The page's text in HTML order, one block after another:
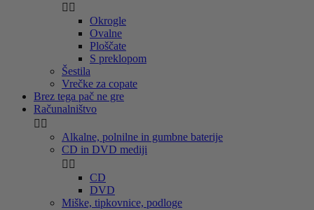
 
Okrogle
Ovalne
Ploščate
S preklopom
Šestila
Vrečke za copate
Brez tega pač ne gre
Računalništvo
 
Alkalne, polnilne in gumbne baterije
CD in DVD mediji
 
CD
DVD
Miške, tipkovnice, podloge